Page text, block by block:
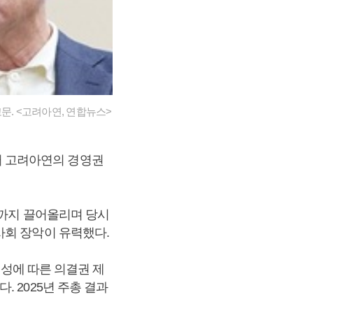
. <고려아연, 연합뉴스>
고려아연의 경영권
지 끌어올리며 당시
회 장악이 유력했다.
에 따른 의결권 제
. 2025년 주총 결과